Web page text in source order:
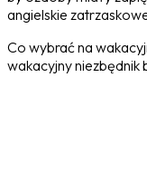
angielskie
Co wybrać na
wakacyjny niezbędnik